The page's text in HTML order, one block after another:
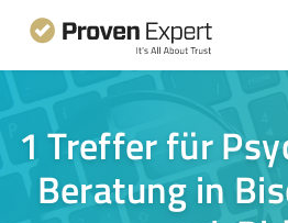
1 Treffer für
Beratung in